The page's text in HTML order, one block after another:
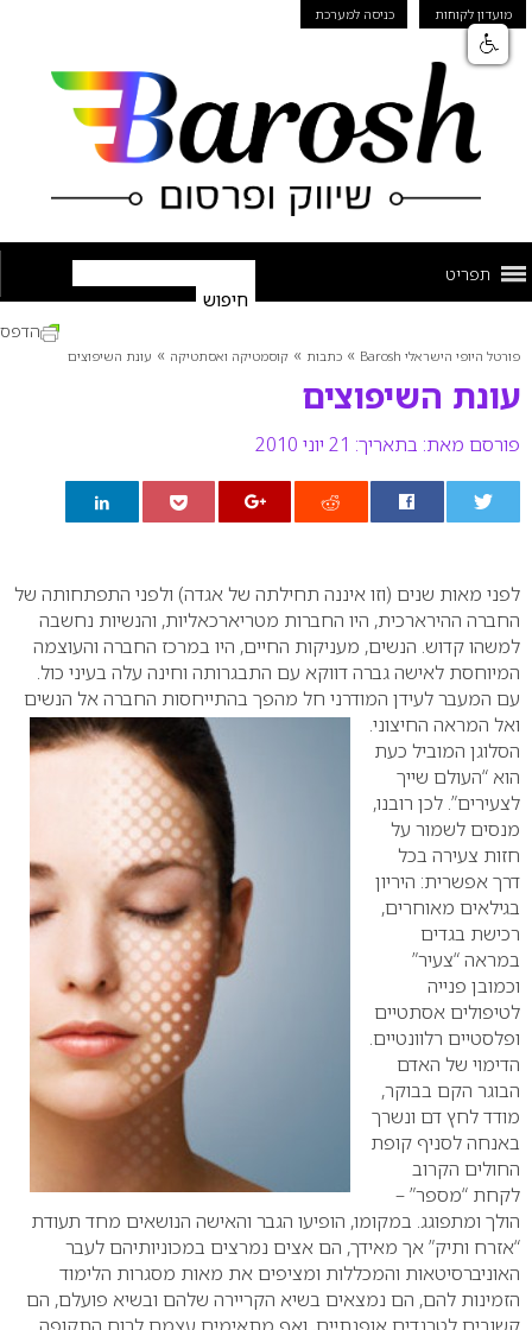
מועדון לקוחות כניסה למערכת
תפריט
פורטל היופי הישראלי Barosh » כתבות » קוסמטיקה ואסתטיקה » עונת השיפוצים
עונת השיפוצים
פורסם מאת: בתאריך: 21 יוני 2010
הדפס
לפני מאות שנים (וזו איננה תחילתה של אגדה) ולפני התפתחותה של
החברה ההירארכית, היו החברות מטריארכאליות, והנשיות נחשבה
למשהו קדוש. הנשים, מעניקות החיים, היו במרכז החברה והעוצמה
המיוחסת לאישה גברה דווקא עם התבגרותה וחינה עלה בעיני כול.
עם המעבר לעידן המודרני חל מהפך בהתייחסות החברה אל הנשים
ואל המראה החיצוני.
הסלוגן המוביל כעת
הוא “העולם שייך
לצעירים”. לכן רובנו,
מנסים לשמור על
חזות צעירה בכל
דרך אפשרית: היריון
בגילאים מאוחרים,
רכישת בגדים
במראה “צעיר”
וכמובן פנייה
לטיפולים אסתטיים
ופלסטיים רלוונטיים.
הדימוי של האדם
הבוגר הקם בבוקר,
מודד לחץ דם ונשרך
באנחה לסניף קופת
החולים הקרוב
לקחת “מספר” –
הולך ומתפוגג. במקומו, הופיעו הגבר והאישה הנושאים מחד תעודת
“אזרח ותיק” אך מאידך, הם אצים נמרצים במכוניותיהם לעבר
האוניברסיטאות והמכללות ומציפים את מאות מסגרות הלימוד
הזמינות להם, הם נמצאים בשיא הקריירה שלהם ובשיא פועלם, הם